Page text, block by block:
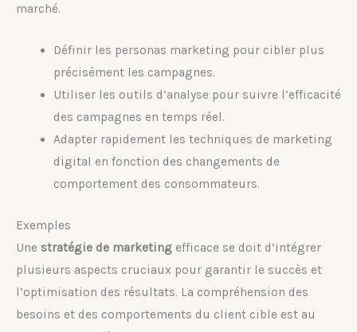
marché.
Définir les personas marketing pour cibler plus
précisément les campagnes.
Utiliser les outils d’analyse pour suivre l’efficacité
des campagnes en temps réel.
Adapter rapidement les techniques de marketing
digital en fonction des changements de
comportement des consommateurs.
Exemples
Une stratégie de marketing efficace se doit d’intégrer
plusieurs aspects cruciaux pour garantir le succès et
l’optimisation des résultats. La compréhension des
besoins et des comportements du client cible est au